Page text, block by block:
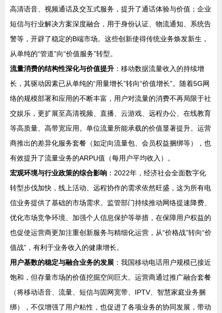
高清语音、视频通话及交互式服务，提升了通话体验与价值；企业
短信与行业解决方案深度融合，用于身份认证、物流通知、系统告
警等，开辟了稳定的B端市场。这些创新使得传统业务焕发新生，
从单纯的“管道”向“价值服务”转型。
流量消费的结构性深化与价值提升 ：移动数据流量收入的持续增
长，其驱动因素已从单纯的“用量增长”转向“价值增长”。随着5G网
络的规模部署和应用的不断丰富，用户对流量的消费不再局限于社
交娱乐，更扩展至高清视频、直播、云游戏、远程办公、在线教育
等高质量、高带宽应用。单位流量所能承载的价值显著提升。运营
商推出的差异化服务套餐（如定向流量包、会员权益捆绑等），也
有效提升了流量业务的ARPU值（每用户平均收入）。
宏观环境与行业政策的综合影响 ：2022年，经济社会全面数字化
转型步伐加快，线上活动、远程协作的需求依然旺盛，这为所有电
信业务提供了基础的市场需求。监管部门持续推动网络提速降费、
优化市场竞争环境、加强个人信息保护等举措，在保障用户权益的
也促使运营商更加注重创新服务与精细化运营，从“价格战”转向“价
值战”，有利于业务收入的健康增长。
用户基数的稳定与融合业务的发展 ：我国移动电话用户规模已接近
饱和，但存量市场的价值挖掘空间巨大。运营商通过推广融合套餐
（将移动语音、流量、短信与固网宽带、IPTV、智慧家庭业务捆
绑），不仅增强了用户粘性，也促进了各项业务的协同发展，带动